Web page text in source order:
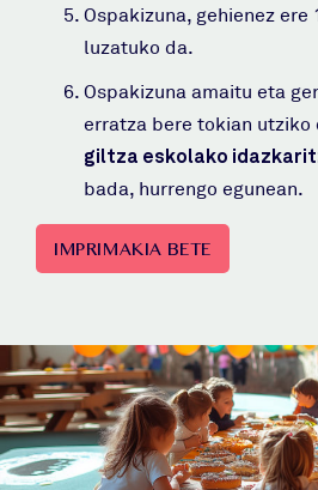
Ospakizuna, gehienez ere
luzatuko da.
Ospakizuna amaitu eta
erratza bere tokian utziko
giltza eskolako
bada, hurrengo egunean.
IMPRIMAKIA BETE